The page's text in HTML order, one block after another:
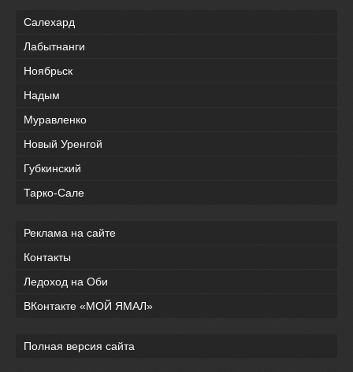
Салехард
Лабытнанги
Ноябрьск
Надым
Муравленко
Новый Уренгой
Губкинский
Тарко-Сале
Реклама на сайте
Контакты
Ледоход на Оби
ВКонтакте «МОЙ ЯМАЛ»
Полная версия сайта